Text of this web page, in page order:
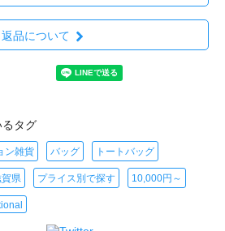
返品について
るタグ
ン雑貨 バッグ トートバッグ
県 プライス別で探す 10,000円～